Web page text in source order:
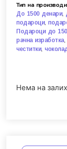
Тип на
До 1500 денари,
подароци,
Подароци до
рачна изработка,
честитки,
Нема на